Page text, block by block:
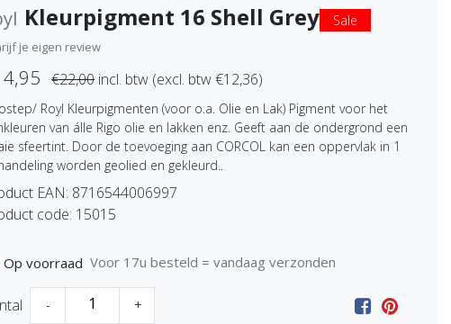
Kleurpigment 16 Shell Grey Sale
je eigen review
€22,00 incl. btw (excl. btw €12,36)
Royl Kleurpigmenten (voor o.a. Olie en Lak) Pigment voor het
van álle Rigo olie en lakken enz. Geeft aan de ondergrond een
sfeertint. Door de toevoeging aan CORCOL kan een oppervlak in 1
worden geolied en gekleurd..
EAN: 8716544006997
code: 15015
Op voorraad Voor 17u besteld = vandaag verzonden
- +